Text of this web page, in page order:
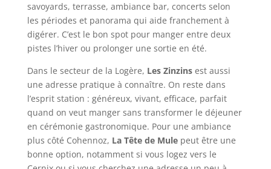
savoyards, terrasse, ambiance bar, concerts selon
les périodes et panorama qui aide franchement à
digérer. C’est le bon spot pour manger entre deux
pistes l’hiver ou prolonger une sortie en été.
Dans le secteur de la Logère, Les Zinzinsest aussi
une adresse pratique à connaître. On reste dans
l’esprit station : généreux, vivant, efficace, parfait
quand on veut manger sans transformer le déjeuner
en cérémonie gastronomique. Pour une ambiance
plus côté Cohennoz, La Tête de Mulepeut être une
bonne option, notamment si vous logez vers le